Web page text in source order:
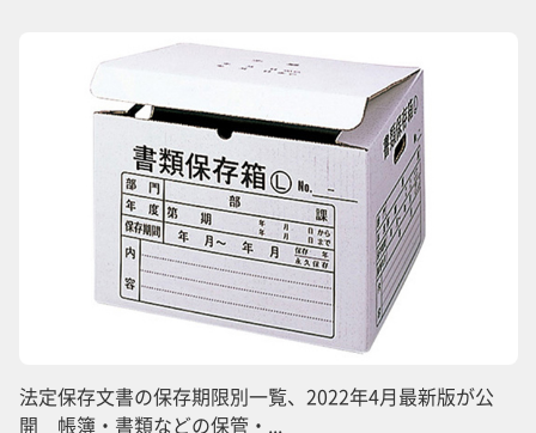
法定保存文書の保存期限別一覧、2022年4月最新版が公
開 帳簿・書類などの保管・...